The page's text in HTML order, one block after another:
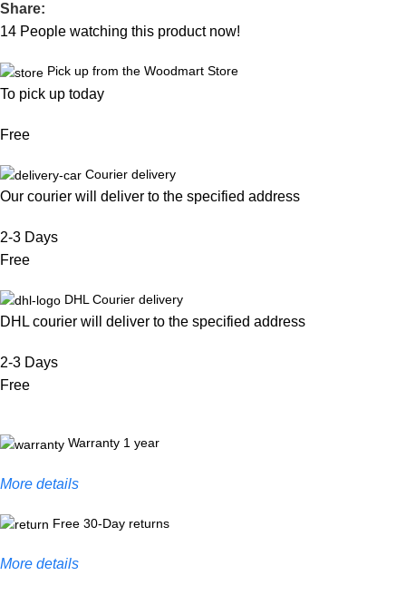
Share:
14 People watching this product now!
Pick up from the Woodmart Store
To pick up today
Free
Courier delivery
Our courier will deliver to the specified address
2-3 Days
Free
DHL Courier delivery
DHL courier will deliver to the specified address
2-3 Days
Free
Warranty 1 year
More details
Free 30-Day returns
More details